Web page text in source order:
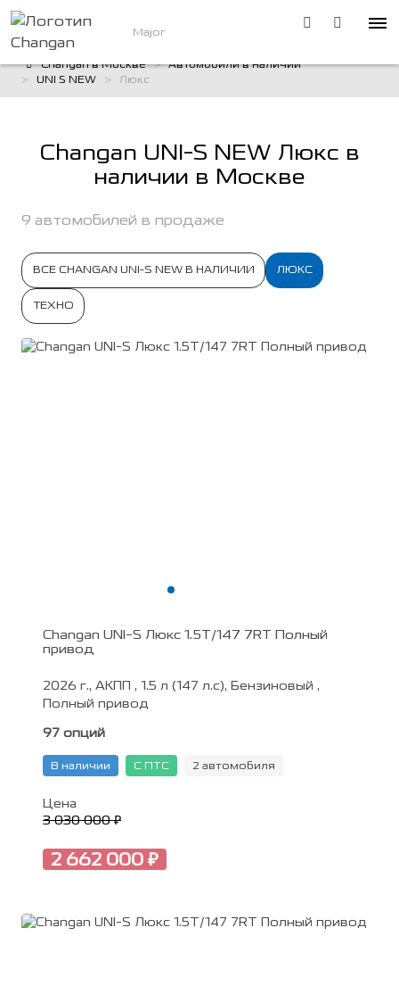
Major
Changan в Москве
Автомобили в наличии
UNI S NEW
Люкс
Changan UNI-S NEW Люкс в
наличии в Москве
9 автомобилей в продаже
ВСЕ CHANGAN UNI-S NEW В НАЛИЧИИ ЛЮКС
ТЕХНО
Changan UNI-S Люкс 1.5T/147 7RT Полный
привод
2026 г., АКПП , 1.5 л (147 л.с), Бензиновый ,
Полный привод
97 опций
В наличии С ПТС 2 автомобиля
Цена
3 030 000 ₽
2 662 000 ₽